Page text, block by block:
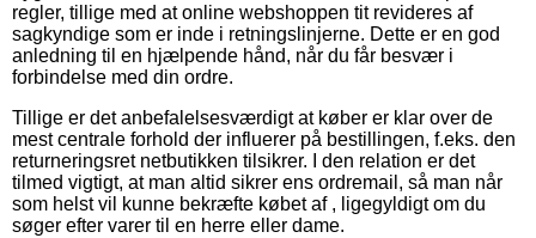
regler, tillige med at online webshoppen tit revideres af
sagkyndige som er inde i retningslinjerne. Dette er en god
anledning til en hjælpende hånd, når du får besvær i
forbindelse med din ordre.
Tillige er det anbefalelsesværdigt at køber er klar over de
mest centrale forhold der influerer på bestillingen, f.eks. den
returneringsret netbutikken tilsikrer. I den relation er det
tilmed vigtigt, at man altid sikrer ens ordremail, så man når
som helst vil kunne bekræfte købet af , ligegyldigt om du
søger efter varer til en herre eller dame.